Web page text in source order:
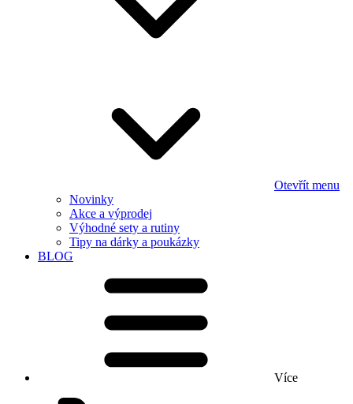
Otevřít menu
Novinky
Akce a výprodej
Výhodné sety a rutiny
Tipy na dárky a poukázky
BLOG
Více